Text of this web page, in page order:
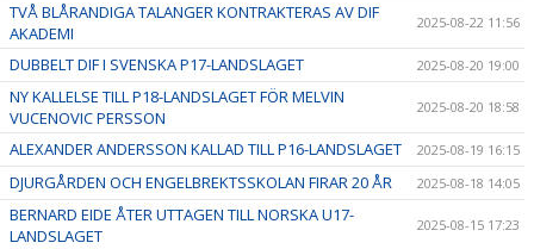
TVÅ BLÅRANDIGA TALANGER KONTRAKTERAS AV DIF
AKADEMI
2025-08-22 11:56
DUBBELT DIF I SVENSKA P17-LANDSLAGET 2025-08-20 19:00
NY KALLELSE TILL P18-LANDSLAGET FÖR MELVIN
VUCENOVIC PERSSON
2025-08-20 18:58
ALEXANDER ANDERSSON KALLAD TILL P16-LANDSLAGET 2025-08-19 16:15
DJURGÅRDEN OCH ENGELBREKTSSKOLAN FIRAR 20 ÅR 2025-08-18 14:05
BERNARD EIDE ÅTER UTTAGEN TILL NORSKA U17-
LANDSLAGET
2025-08-15 17:23